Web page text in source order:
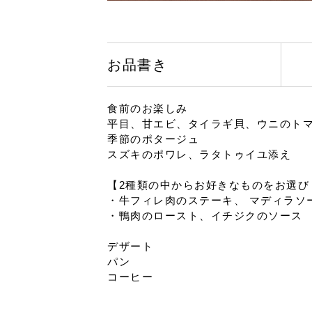
お品書き
食前のお楽しみ
平目、甘エビ、タイラギ貝、ウニのト
季節のポタージュ
スズキのポワレ、ラタトゥイユ添え
【2種類の中からお好きなものをお選び
・牛フィレ肉のステーキ、 マディラソ
・鴨肉のロースト、イチジクのソース
デザート
パン
コーヒー